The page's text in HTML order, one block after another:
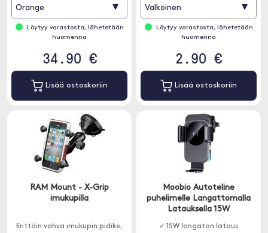
Orange ▾
Löytyy varastosta, lähetetään
huomenna
34.90 €
Lisää ostoskoriin
Valkoinen ▾
Löytyy varastosta, lähetetään
huomenna
2.90 €
Lisää ostoskoriin
RAM Mount - X-Grip
imukupilla
Erittäin vahva imukupin pidike,
Moobio Autoteline
puhelimelle Langattomalla
Latauksella 15W
✓ 15W langaton lataus